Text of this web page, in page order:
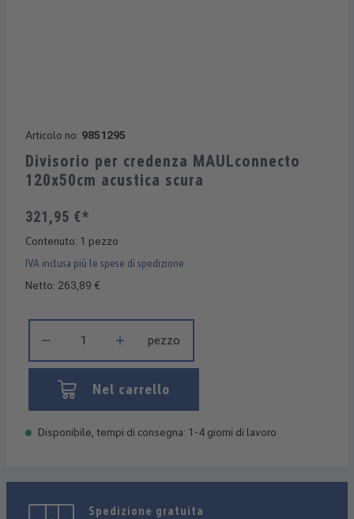
Articolo no: 9851295
Divisorio per credenza MAULconnecto
120x50cm acustica scura
321,95 €*
Contenuto: 1 pezzo
IVA inclusa più le spese di spedizione
Netto: 263,89 €
pezzo
Nel carrello
Disponibile, tempi di consegna: 1-4 giorni di lavoro
Spedizione gratuita